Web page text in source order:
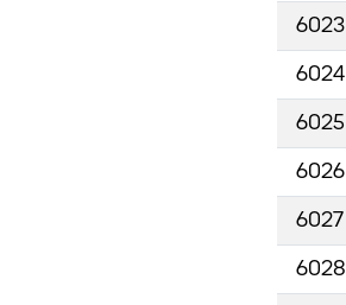
6023
6024
6025
6026
6027
6028